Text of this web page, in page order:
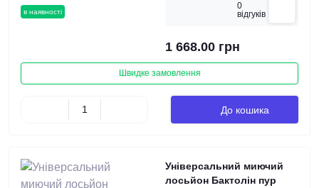
в наявності
0
вiдгукiв
1 668.00 грн
Швидке замовлення
До кошика
Універсальний миючий
лосьйон Бактолін пур